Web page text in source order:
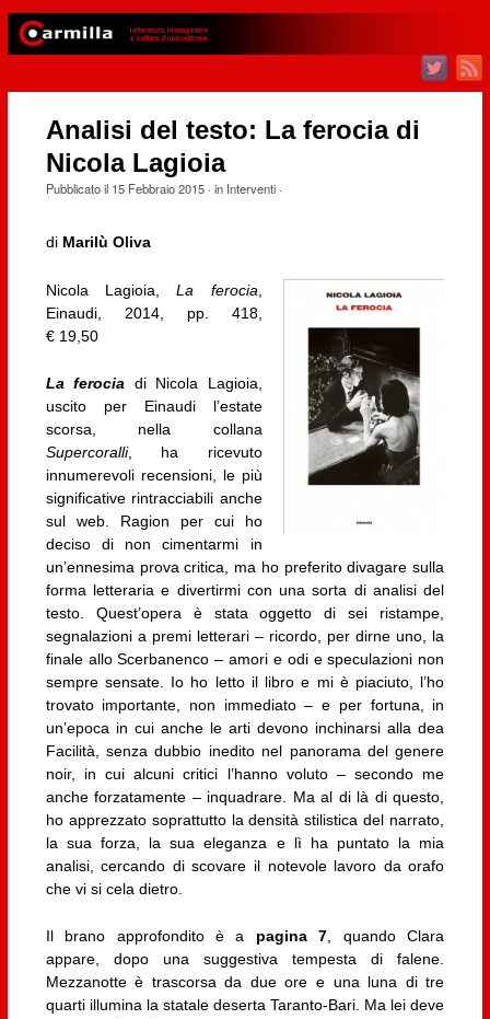
Analisi del testo: La ferocia di
Nicola Lagioia
Pubblicato il 15 Febbraio 2015· in Interventi·
di Marilù Oliva
Nicola Lagioia,La ferocia
Einaudi, 2014, pp. 418,
€ 19,50
La ferocia di Nicola Lagioia,
uscito per Einaudi l’estate
scorsa, nella collana
Supercoralli, ha ricevuto
innumerevoli recensioni, le più
significative rintracciabili anche
sul web. Ragion per cui ho
deciso di non cimentarmi in
un’ennesima prova critica, ma ho preferito divagare sulla
forma letteraria e divertirmi con una sorta di analisi del
testo. Quest’opera è stata oggetto di sei ristampe,
segnalazioni a premi letterari – ricordo, per dirne uno, la
finale allo Scerbanenco – amori e odi e speculazioni non
sempre sensate. Io ho letto il libro e mi è piaciuto, l’ho
trovato importante, non immediato – e per fortuna, in
un’epoca in cui anche le arti devono inchinarsi alla dea
Facilità, senza dubbio inedito nel panorama del genere
noir, in cui alcuni critici l’hanno voluto – secondo me
anche forzatamente – inquadrare. Ma al di là di questo,
ho apprezzato soprattutto la densità stilistica del narrato,
la sua forza, la sua eleganza e lì ha puntato la mia
analisi, cercando di scovare il notevole lavoro da orafo
che vi si cela dietro.
Il brano approfondito è a pagina 7, quando Clara
appare, dopo una suggestiva tempesta di falene.
Mezzanotte è trascorsa da due ore e una luna di tre
quarti illumina la statale deserta Taranto-Bari. Ma lei deve